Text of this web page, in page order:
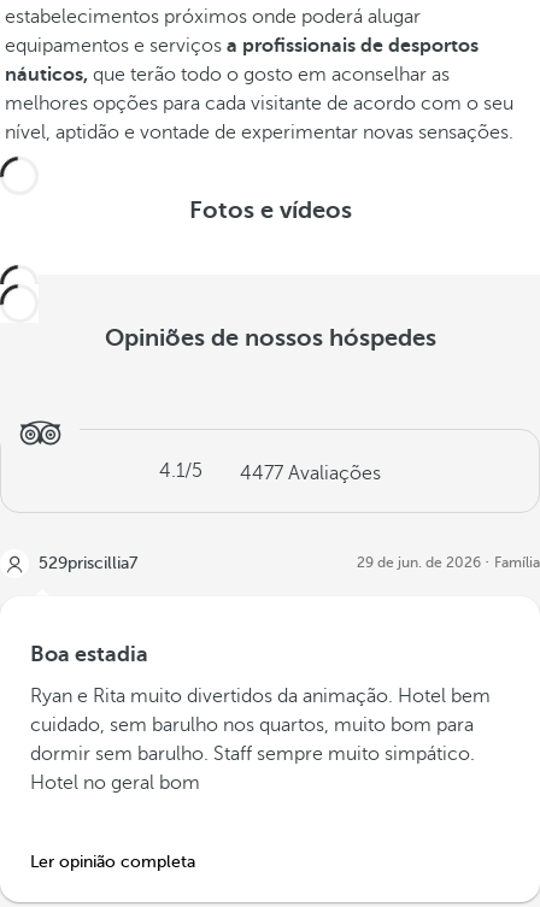
estabelecimentos próximos onde poderá alugar
equipamentos e serviços a profissionais de desportos
náuticos, que terão todo o gosto em aconselhar as
melhores opções para cada visitante de acordo com o seu
nível, aptidão e vontade de experimentar novas sensações.
Fotos e vídeos
Opiniões de nossos hóspedes
4.1/5 4477 Avaliações
529priscillia7 29 de jun. de 2026 Família
Boa estadia
Ryan e Rita muito divertidos da animação. Hotel bem
cuidado, sem barulho nos quartos, muito bom para
dormir sem barulho. Staff sempre muito simpático.
Hotel no geral bom
Ler opinião completa